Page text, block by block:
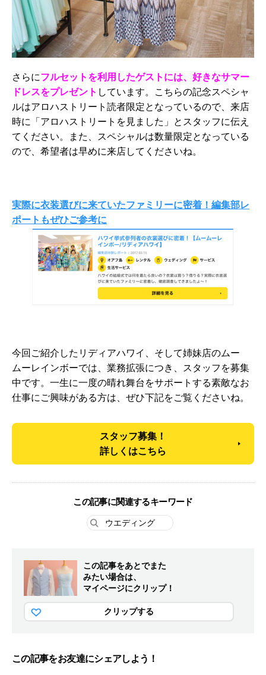
さらにフルセットを利用したゲストには、好きなサマー
ドレスをプレゼント しています。こちらの記念スペシャ
ルはアロハストリート読者限定となっているので、来店
時に「アロハストリートを見ました」とスタッフに伝え
てください。また、スペシャルは数量限定となっている
ので、希望者は早めに来店してくださいね。
実際に衣装選びに来ていたファミリーに密着！編集部レ
ポートもぜひご参考に
今回ご紹介したリディアハワイ、そして姉妹店のムー
ムーレインボーでは、業務拡張につき、スタッフを募集
中です。一生に一度の晴れ舞台をサポートする素敵なお
仕事にご興味がある方は、ぜひ下記をご覧くださいね。
スタッフ募集！
詳しくはこちら
この記事に関連するキーワード
ウエディング
この記事をあとでまた
みたい場合は、
マイページにクリップ！
クリップする
この記事をお友達にシェアしよう！